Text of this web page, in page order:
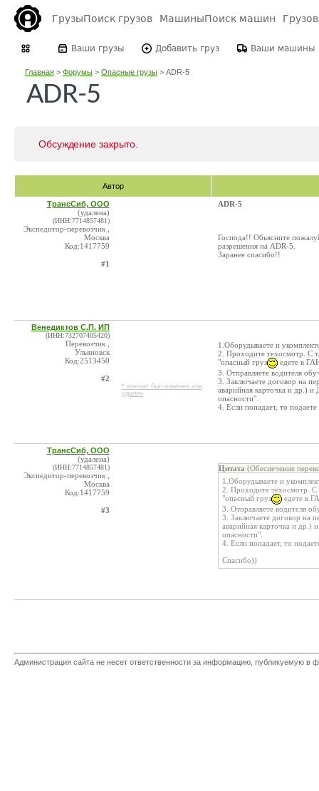
ГрузыПоиск грузов МашиныПоиск машин
Ваши грузы Добавить груз Ваши машины
Главная> Форумы> Опасные грузы> ADR-5
ADR-5
Обсуждение закрыто.
Автор
ТрансСиб, ООО
(удалена)
(ИНН:7714857481)
Экспедитор-перевозчик ,
Москва
Код:1417759
#1
ADR-5
Господа!! Обьясните
разрешения на ADR-5.
Заранее спасибо!!
Венедиктов С.П. ИП
(ИНН:732707405420)
Перевозчик ,
Ульяновск
Код:2513450
#2
* контакт был изменен или
удален
1.Оборудываете и
2. Проходите техосмотр. С
"опасный груз
едете в
3. Отправляете водителя
3. Заключаете договор на
аварийная карточка и др.)
опасности".
4. Если попадает, то
ТрансСиб, ООО
(удалена)
(ИНН:7714857481)
Экспедитор-перевозчик ,
Москва
Код:1417759
#3
Цитата (Обеспечение
1.Оборудываете и
2. Проходите техосмотр. С
"опасный груз
едете в
3. Отправляете водителя
3. Заключаете договор на
аварийная карточка и др.)
опасности".
4. Если попадает, то
Спасибо))
Администрация сайта не несет ответственности за информацию, публикуемую